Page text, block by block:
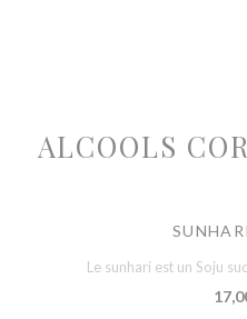
ALCOOLS
Le sunhari est un Soju